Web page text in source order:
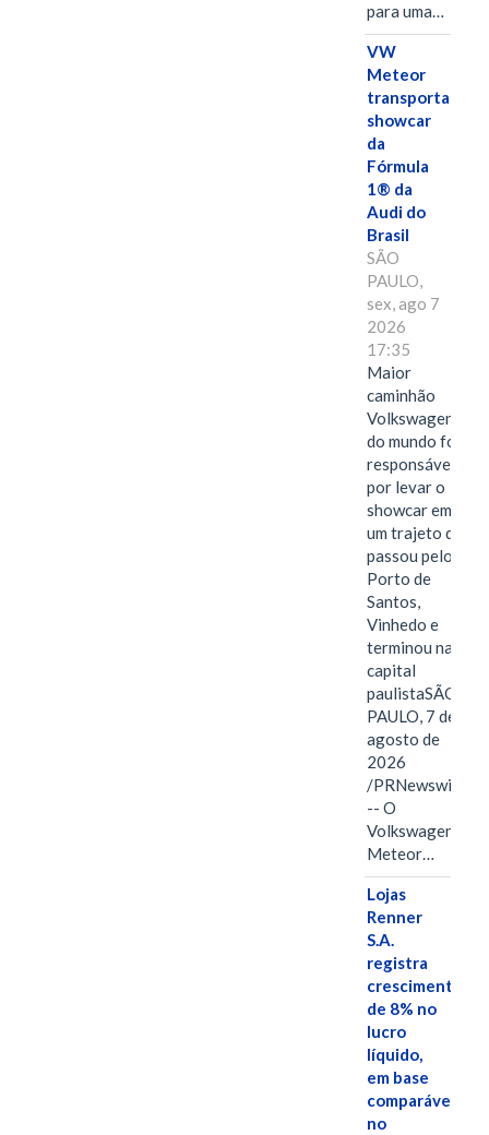
para uma…
VW
Meteor
transporta
showcar
da
Fórmula
1® da
Audi do
Brasil
SÃO
PAULO,
sex, ago 7
2026
17:35
Maior
caminhão
Volkswagen
do mundo foi
responsável
por levar o
showcar em
um trajeto que
passou pelo
Porto de
Santos,
Vinhedo e
terminou na
capital
paulistaSÃO
PAULO, 7 de
agosto de
2026
/PRNewswire/
-- O
Volkswagen
Meteor…
Lojas
Renner
S.A.
registra
crescimento
de 8% no
lucro
líquido,
em base
comparável,
no